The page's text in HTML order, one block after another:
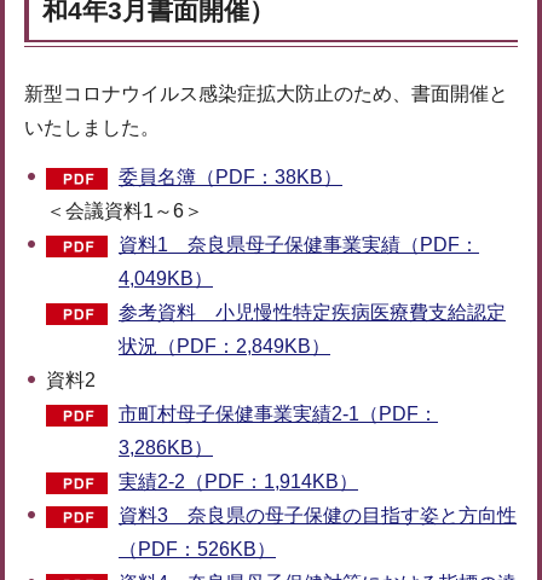
和4年3月書面開催）
新型コロナウイルス感染症拡大防止のため、書面開催と
いたしました。
委員名簿（PDF：38KB）
＜会議資料1～6＞
資料1 奈良県母子保健事業実績（PDF：
4,049KB）
参考資料 小児慢性特定疾病医療費支給認定
状況（PDF：2,849KB）
資料2
市町村母子保健事業実績2-1（PDF：
3,286KB）
実績2-2（PDF：1,914KB）
資料3 奈良県の母子保健の目指す姿と方向性
（PDF：526KB）